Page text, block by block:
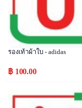
รองเท้าผ้าใบ - adidas
฿ 100.00
Popular